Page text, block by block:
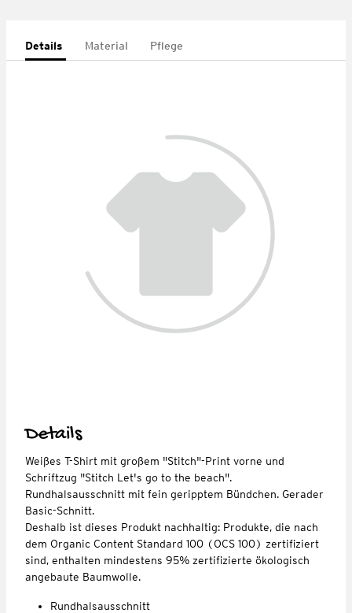
Details Material Pflege
Details
Weißes T-Shirt mit großem "Stitch"-Print vorne und
Schriftzug "Stitch Let's go to the beach".
Rundhalsausschnitt mit fein geripptem Bündchen. Gerader
Basic-Schnitt.
Deshalb ist dieses Produkt nachhaltig: Produkte, die nach
dem Organic Content Standard 100 (OCS 100) zertifiziert
sind, enthalten mindestens 95% zertifizierte ökologisch
angebaute Baumwolle.
Rundhalsausschnitt